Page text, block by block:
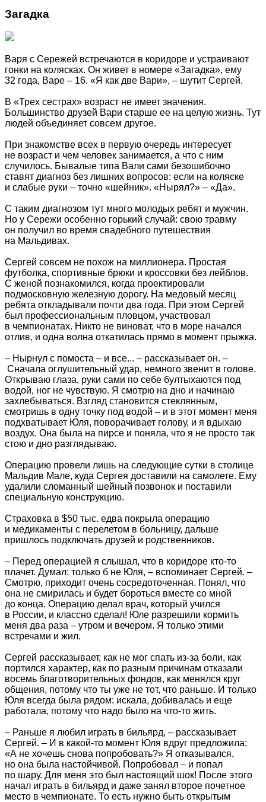
Загадка
Варя с Сережей встречаются в коридоре и устраивают
гонки на колясках. Он живет в номере «Загадка», ему
32 года, Варе – 16. «Я как две Вари», – шутит Сергей.
В «Трех сестрах» возраст не имеет значения.
Большинство друзей Вари старше ее на целую жизнь. Тут
людей объединяет совсем другое.
При знакомстве всех в первую очередь интересует
не возраст и чем человек занимается, а что с ним
случилось. Бывалые типа Вали сами безошибочно
ставят диагноз без лишних вопросов: если на коляске
и слабые руки – точно «шейник». «Нырял?» – «Да».
С таким диагнозом тут много молодых ребят и мужчин.
Но у Сережи особенно горький случай: свою травму
он получил во время свадебного путешествия
на Мальдивах.
Сергей совсем не похож на миллионера. Простая
футболка, спортивные брюки и кроссовки без лейблов.
С женой познакомился, когда проектировали
подмосковную железную дорогу. На медовый месяц
ребята откладывали почти два года. При этом Сергей
был профессиональным пловцом, участвовал
в чемпионатах. Никто не виноват, что в море начался
отлив, и одна волна откатилась прямо в момент прыжка.
– Нырнул с помоста – и все... – рассказывает он. –
Сначала оглушительный удар, немного звенит в голове.
Открываю глаза, руки сами по себе бултыхаются под
водой, ног не чувствую. Я смотрю на дно и начинаю
захлебываться. Взгляд становится стеклянным,
смотришь в одну точку под водой – и в этот момент меня
подхватывает Юля, поворачивает голову, и я вдыхаю
воздух. Она была на пирсе и поняла, что я не просто так
стою и дно разглядываю.
Операцию провели лишь на следующие сутки в столице
Мальдив Мале, куда Сергея доставили на самолете. Ему
удалили сломанный шейный позвонок и поставили
специальную конструкцию.
Страховка в $50 тыс. едва покрыла операцию
и медикаменты с перелетом в больницу, дальше
пришлось подключать друзей и родственников.
– Перед операцией я слышал, что в коридоре кто-то
плачет. Думал: только б не Юля, – вспоминает Сергей. –
Смотрю, приходит очень сосредоточенная. Понял, что
она не смирилась и будет бороться вместе со мной
до конца. Операцию делал врач, который учился
в России, и классно сделал! Юле разрешили кормить
меня два раза – утром и вечером. Я только этими
встречами и жил.
Сергей рассказывает, как не мог спать из-за боли, как
портился характер, как по разным причинам отказали
восемь благотворительных фондов, как менялся круг
общения, потому что ты уже не тот, что раньше. И только
Юля всегда была рядом: искала, добивалась и еще
работала, потому что надо было на что-то жить.
– Раньше я любил играть в бильярд, – рассказывает
Сергей. – И в какой-то момент Юля вдруг предложила:
«А не хочешь снова попробовать?» Я отказывался,
но она была настойчивой. Попробовал – и попал
по шару. Для меня это был настоящий шок! После этого
начал играть в бильярд и даже занял второе почетное
место в чемпионате. То есть нужно быть открытым